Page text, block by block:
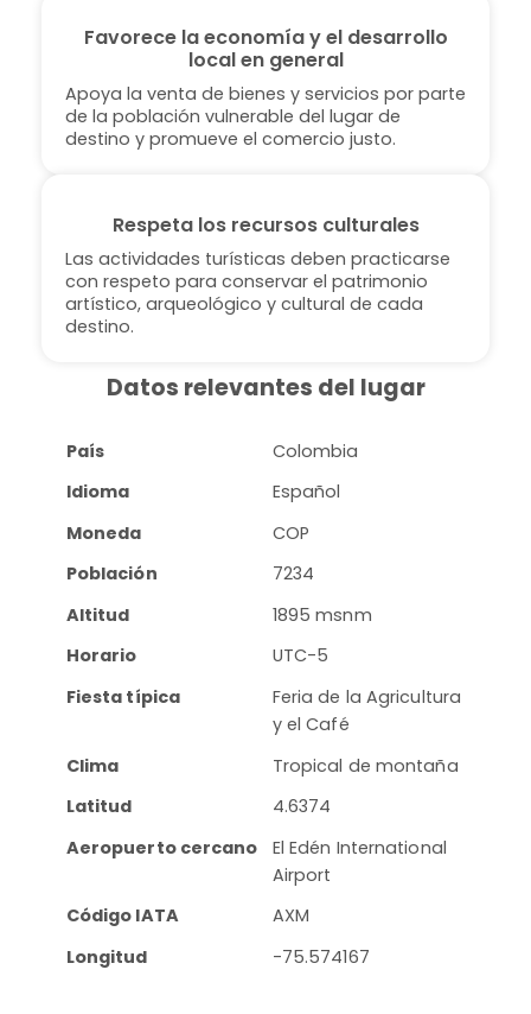
Favorece la economía y el desarrollo
local en general
Apoya la venta de bienes y servicios por parte
de la población vulnerable del lugar de
destino y promueve el comercio justo.
Respeta los recursos culturales
Las actividades turísticas deben practicarse
con respeto para conservar el patrimonio
artístico, arqueológico y cultural de cada
destino.
Datos relevantes del lugar
País
Colombia
Idioma
Español
Moneda
COP
Población
7234
Altitud
1895 msnm
Horario
UTC-5
Fiesta típica
Feria de la Agricultura
y el Café
Clima
Tropical de montaña
Latitud
4.6374
Aeropuerto cercano
El Edén International
Airport
Código IATA
AXM
Longitud
-75.574167